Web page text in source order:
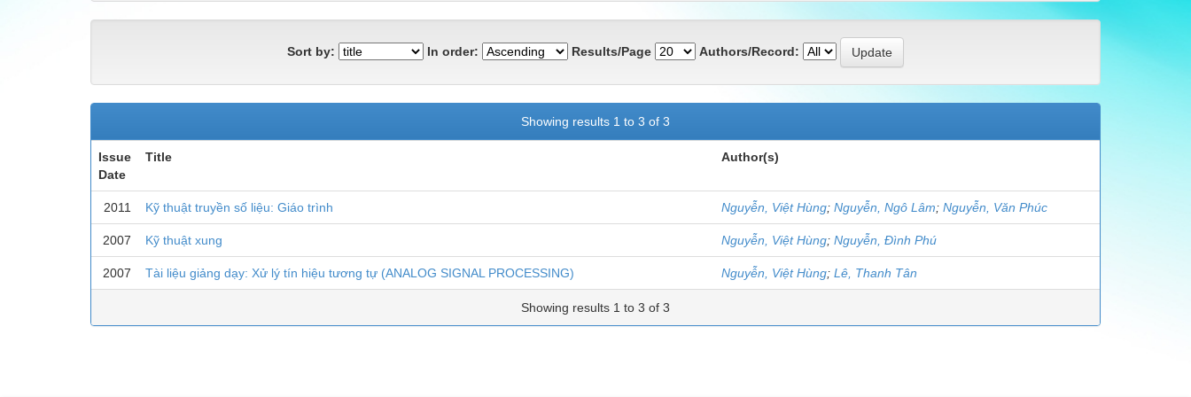
Sort by: In order: Results/Page Authors/Record:
Showing results 1 to 3 of 3
Issue
Date
Title Author(s)
2011 Kỹ thuật truyền số liệu: Giáo trình Nguyễn, Việt Hùng; Nguyễn, Ngô Lâm; Nguyễn, Văn Phúc
2007 Kỹ thuật xung Nguyễn, Việt Hùng; Nguyễn, Đình Phú
2007 Tài liệu giảng dạy: Xử lý tín hiệu tương tự (ANALOG SIGNAL PROCESSING) Nguyễn, Việt Hùng; Lê, Thanh Tân
Showing results 1 to 3 of 3